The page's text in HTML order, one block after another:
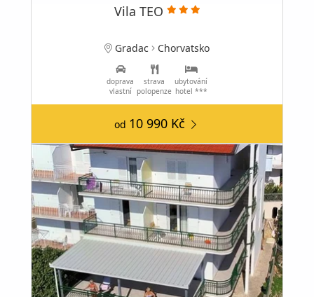
Vila TEO
Gradac Chorvatsko
doprava
vlastní
strava
polopenze
ubytování
hotel ***
od 10 990 Kč